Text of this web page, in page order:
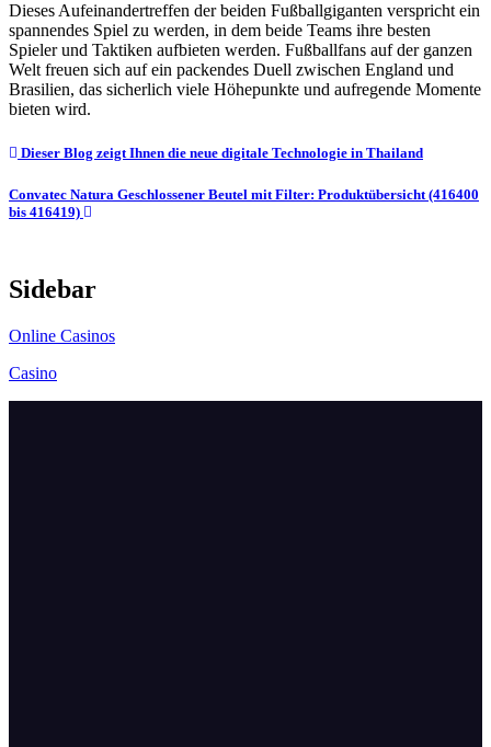
Dieses Aufeinandertreffen der beiden Fußballgiganten verspricht ein
spannendes Spiel zu werden, in dem beide Teams ihre besten
Spieler und Taktiken aufbieten werden. Fußballfans auf der ganzen
Welt freuen sich auf ein packendes Duell zwischen England und
Brasilien, das sicherlich viele Höhepunkte und aufregende Momente
bieten wird.
Post
navigation
Dieser Blog zeigt Ihnen die neue digitale Technologie in Thailand
Convatec Natura Geschlossener Beutel mit Filter: Produktübersicht (416400
bis 416419)
Sidebar
Online Casinos
Casino